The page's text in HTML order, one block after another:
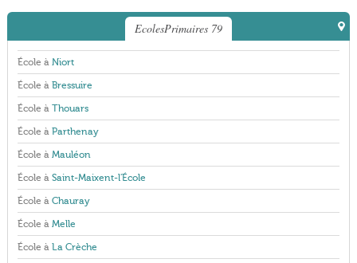
EcolesPrimaires 79
École à Niort
École à Bressuire
École à Thouars
École à Parthenay
École à Mauléon
École à Saint-Maixent-l'École
École à Chauray
École à Melle
École à La Crèche